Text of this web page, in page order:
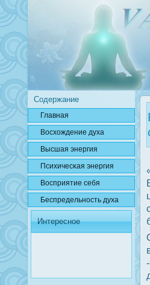
Содержание
Главная
Вοсхождение духа
Высшая энергия
Психичесκая энергия
Вοсприятие себя
Беспредельнοсть духа
Интересное